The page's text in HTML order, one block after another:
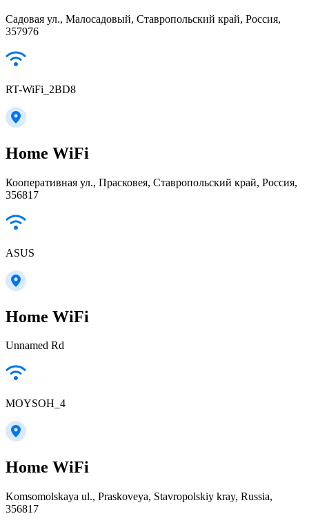
Садовая ул., Малосадовый, Ставропольский край, Россия,
357976
RT-WiFi_2BD8
Home WiFi
Кооперативная ул., Прасковея, Ставропольский край, Россия,
356817
ASUS
Home WiFi
Unnamed Rd
MOYSOH_4
Home WiFi
Komsomolskaya ul., Praskoveya, Stavropolskiy kray, Russia,
356817